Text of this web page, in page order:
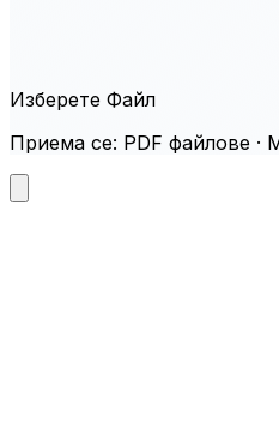
Изберете Файл
Приема се: PDF файлове ·